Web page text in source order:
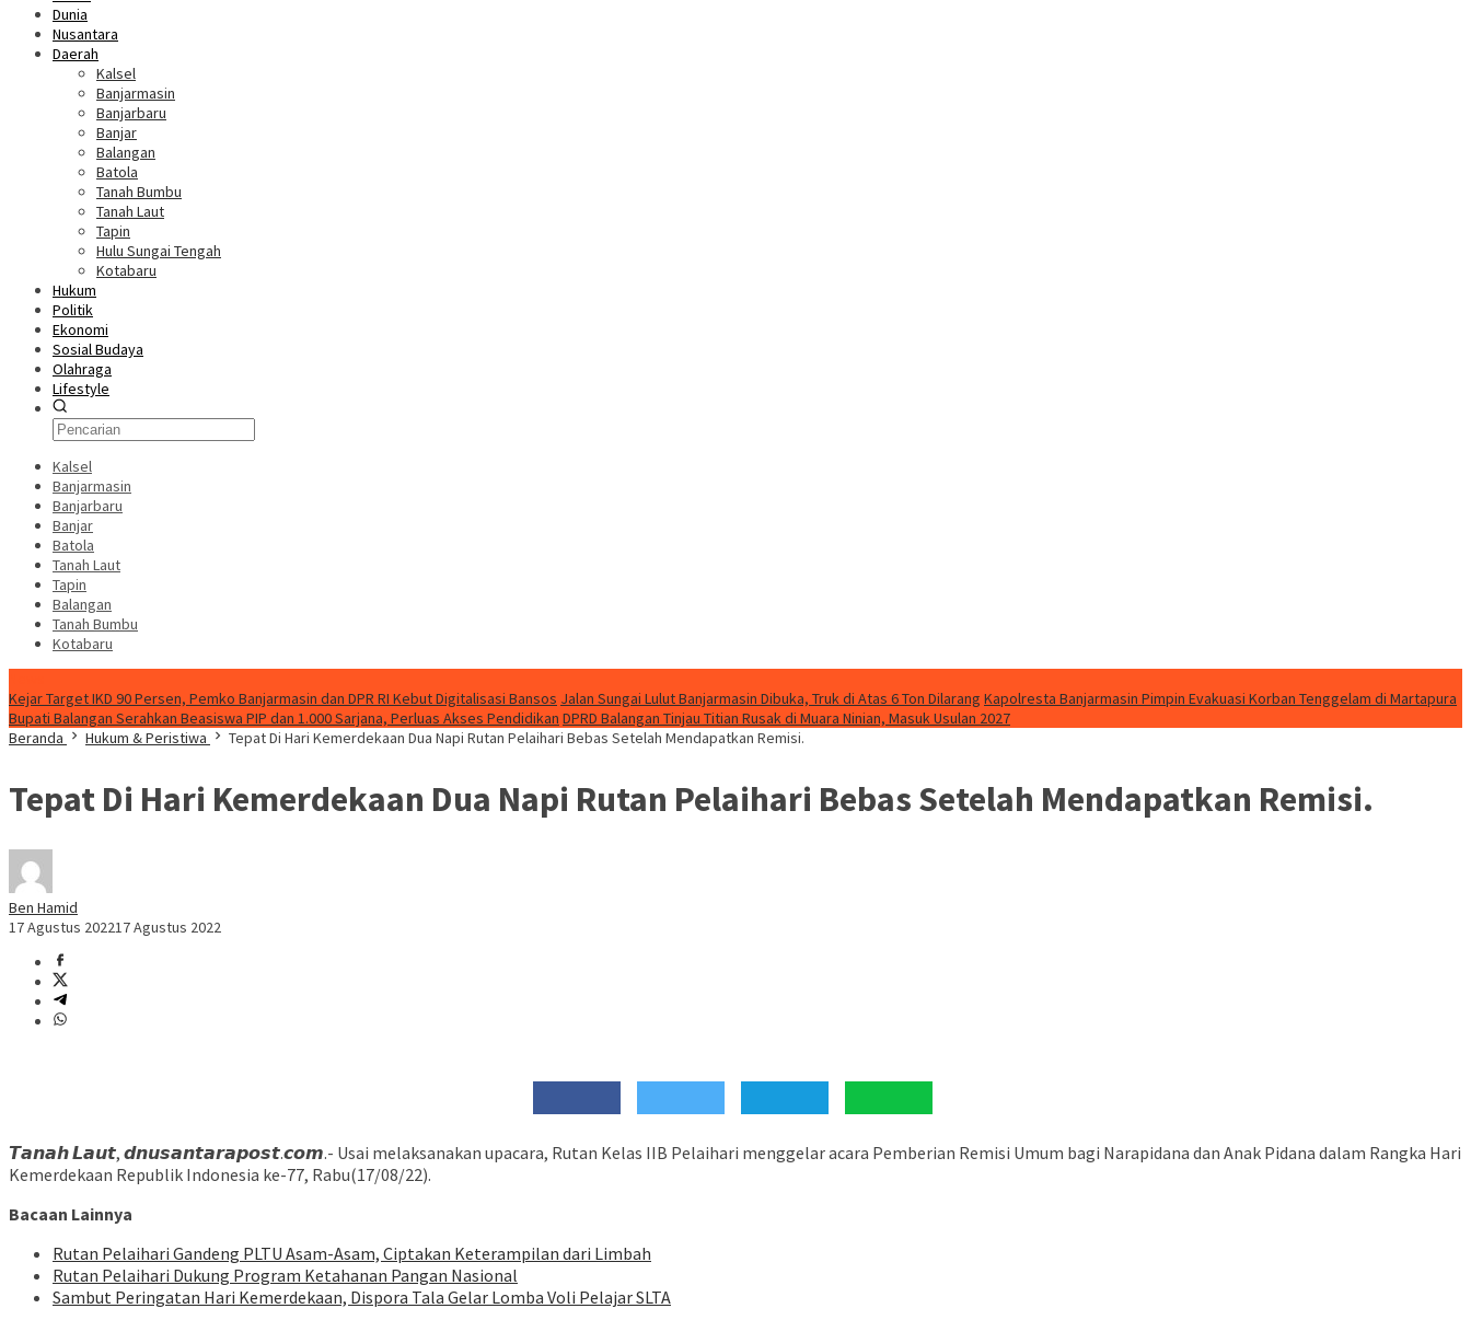
Dunia
Nusantara
Daerah
Kalsel
Banjarmasin
Banjarbaru
Banjar
Balangan
Batola
Tanah Bumbu
Tanah Laut
Tapin
Hulu Sungai Tengah
Kotabaru
Hukum
Politik
Ekonomi
Sosial Budaya
Olahraga
Lifestyle
Kalsel
Banjarmasin
Banjarbaru
Banjar
Batola
Tanah Laut
Tapin
Balangan
Tanah Bumbu
Kotabaru
Kejar Target IKD 90 Persen, Pemko Banjarmasin dan DPR RI Kebut Digitalisasi Bansos Jalan Sungai Lulut Banjarmasin Dibuka, Truk di Atas 6 Ton Dilarang Kapolresta Banjarmasin Pimpin Evakuasi Korban Tenggelam di Martapura
Bupati Balangan Serahkan Beasiswa PIP dan 1.000 Sarjana, Perluas Akses Pendidikan DPRD Balangan Tinjau Titian Rusak di Muara Ninian, Masuk Usulan 2027
Beranda
Hukum & Peristiwa Tepat Di Hari Kemerdekaan Dua Napi Rutan Pelaihari Bebas Setelah Mendapatkan Remisi.
Tepat Di Hari Kemerdekaan Dua Napi Rutan Pelaihari Bebas Setelah Mendapatkan Remisi.
Ben Hamid
17 Agustus 202217 Agustus 2022
𝙏𝙖𝙣𝙖𝙝 𝙇𝙖𝙪𝙩, 𝙙𝙣𝙪𝙨𝙖𝙣𝙩𝙖𝙧𝙖𝙥𝙤𝙨𝙩.𝙘𝙤𝙢.- Usai melaksanakan upacara, Rutan Kelas IIB Pelaihari menggelar acara Pemberian Remisi Umum bagi Narapidana dan Anak Pidana dalam Rangka Hari
Kemerdekaan Republik Indonesia ke-77, Rabu(17/08/22).
Bacaan Lainnya
Rutan Pelaihari Gandeng PLTU Asam-Asam, Ciptakan Keterampilan dari Limbah
Rutan Pelaihari Dukung Program Ketahanan Pangan Nasional
Sambut Peringatan Hari Kemerdekaan, Dispora Tala Gelar Lomba Voli Pelajar SLTA